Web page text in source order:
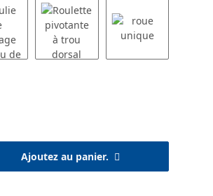
Ajoutez au panier.